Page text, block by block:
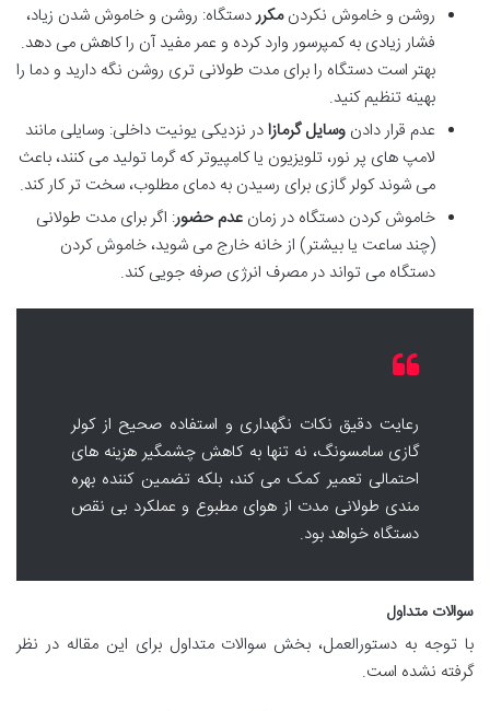
روشن و خاموش نکردنمکرردستگاه: روشن و خاموش شدن زیاد،
فشار زیادی به کمپرسور وارد کرده و عمر مفید آن را کاهش می دهد.
بهتر است دستگاه را برای مدت طولانی تری روشن نگه دارید و دما را
بهینه تنظیم کنید.
عدم قرار دادن وسایل گرمازادر نزدیکی یونیت داخلی: وسایلی مانند
لامپ های پر نور، تلویزیون یا کامپیوتر که گرما تولید می کنند، باعث
می شوند کولر گازی برای رسیدن به دمای مطلوب، سخت تر کار کند.
خاموش کردن دستگاه در زمان عدم حضور: اگر برای مدت طولانی
(چند ساعت یا بیشتر) از خانه خارج می شوید، خاموش کردن
دستگاه می تواند در مصرف انرژی صرفه جویی کند.
رعایت دقیق نکات نگهداری و استفاده صحیح از کولر
گازی سامسونگ، نه تنها به کاهش چشمگیر هزینه های
احتمالی تعمیر کمک می کند، بلکه تضمین کننده بهره
مندی طولانی مدت از هوای مطبوع و عملکرد بی نقص
دستگاه خواهد بود.
سوالات متداول
با توجه به دستورالعمل، بخش سوالات متداول برای این مقاله در نظر
گرفته نشده است.